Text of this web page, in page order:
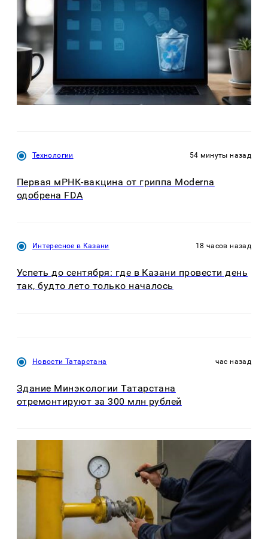
Технологии 54 минуты назад
Первая мРНК-вакцина от гриппа Moderna
одобрена FDA
Интересное в Казани 18 часов назад
Успеть до сентября: где в Казани провести день
так, будто лето только началось
Новости Татарстана час назад
Здание Минэкологии Татарстана
отремонтируют за 300 млн рублей